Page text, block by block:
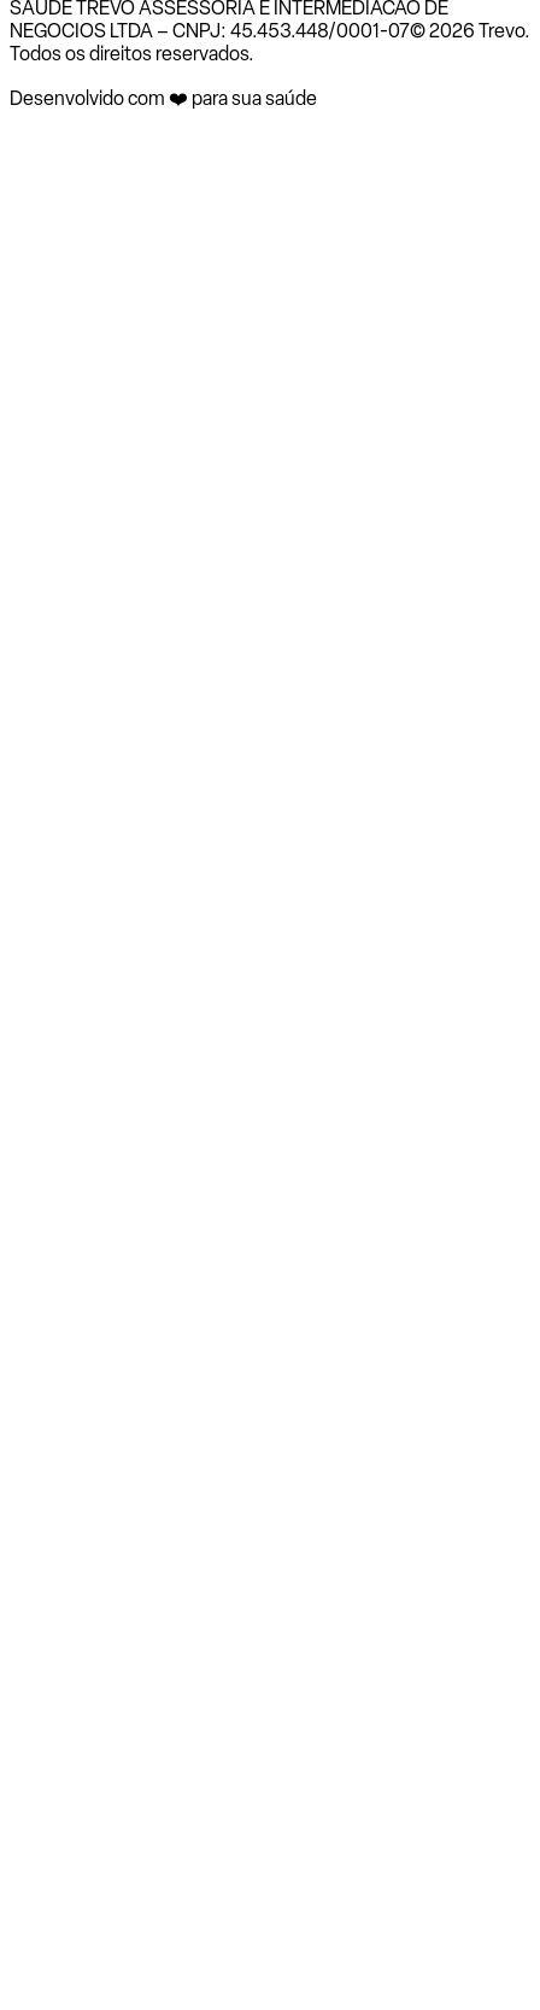
SAUDE TREVO ASSESSORIA E INTERMEDIACAO DE
NEGOCIOS LTDA – CNPJ: 45.453.448/0001-07© 2026 Trevo.
Todos os direitos reservados.
Desenvolvido com ❤️ para sua saúde